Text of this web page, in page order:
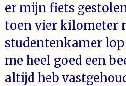
er mijn fiets
toen vier kilometer
studentenkamer
me heel goed een
altijd heb